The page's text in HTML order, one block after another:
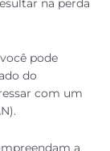
na perda
pode
do
com um
a